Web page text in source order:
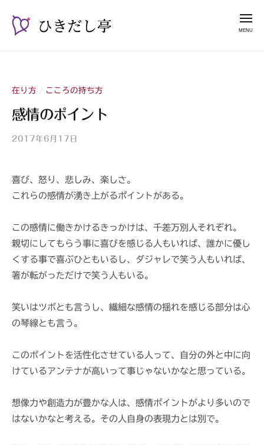
し
亭
い
山
紫
メ
ニ
在り方 / こころの持ち方
感情のポイント
2017年6月17日
紫
s
n
s
喜び、怒り、悲しみ、楽しさ。
これらの感情が湧き上がるポイントがある。
この感情に働きかけるきっかけは、千差万別人それぞれ。
親切にしてもらう事に喜びを感じる人もいれば、誰かに優し
くする事で喜ぶひともいるし、ダジャレで笑う人もいれば、
箸が転がっただけで笑う人もいる。
笑いはツボとも言うし、繊細な感情の揺れを感じる部分は心
の琴線とも言う。
このポイントを活性化させている人って、自分の外と中に向
けているアンテナが高いって事じゃないかなと思っている。
想像力や創造力が豊かな人は、感情ポイントがより多いので
はないかなと考える。その人自身の表現力とは別で。
だ
し